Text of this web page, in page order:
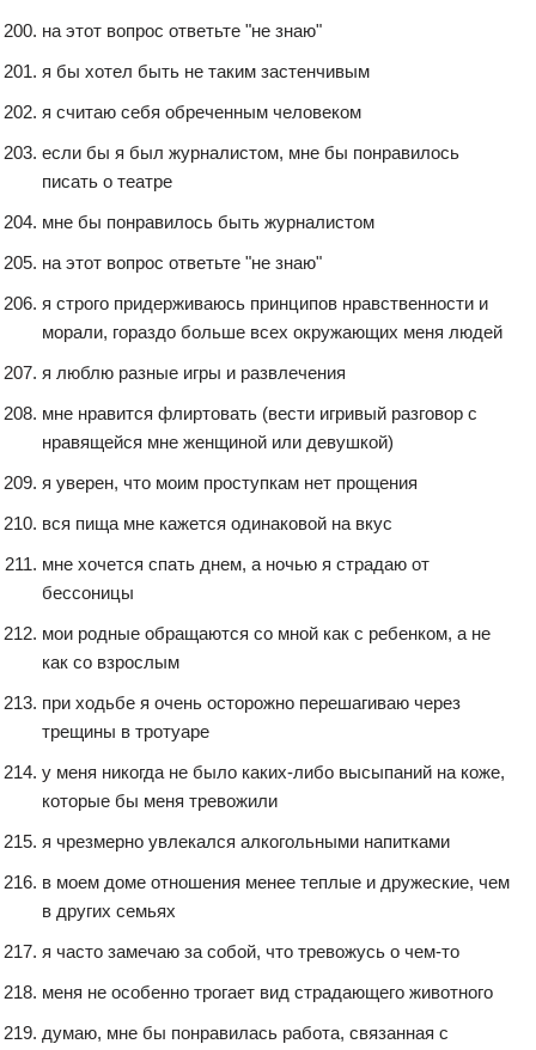
на этот вопрос ответьте "не знаю"
я бы хотел быть не таким застенчивым
я считаю себя обреченным человеком
если бы я был журналистом, мне бы понравилось
писать о театре
мне бы понравилось быть журналистом
на этот вопрос ответьте "не знаю"
я строго придерживаюсь принципов нравственности и
морали, гораздо больше всех окружающих меня людей
я люблю разные игры и развлечения
мне нравится флиртовать (вести игривый разговор с
нравящейся мне женщиной или девушкой)
я уверен, что моим проступкам нет прощения
вся пища мне кажется одинаковой на вкус
мне хочется спать днем, а ночью я страдаю от
бессоницы
мои родные обращаются со мной как с ребенком, а не
как со взрослым
при ходьбе я очень осторожно перешагиваю через
трещины в тротуаре
у меня никогда не было каких-либо высыпаний на коже,
которые бы меня тревожили
я чрезмерно увлекался алкогольными напитками
в моем доме отношения менее теплые и дружеские, чем
в других семьях
я часто замечаю за собой, что тревожусь о чем-то
меня не особенно трогает вид страдающего животного
думаю, мне бы понравилась работа, связанная с